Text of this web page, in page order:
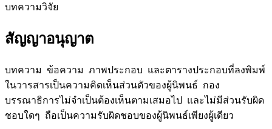
บทความวิจัย
สัญญาอนุญาต
บทความ ข้อความ ภาพประกอบ และตารางประกอบที่ลงพิมพ์
ในวารสารเป็นความคิดเห็นส่วนตัวของผู้นิพนธ์ กอง
บรรณาธิการไม่จำเป็นต้องเห็นตามเสมอไป และไม่มีส่วนรับผิด
ชอบใดๆ ถือเป็นความรับผิดชอบของผู้นิพนธ์เพียงผู้เดียว